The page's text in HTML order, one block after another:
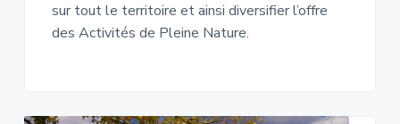
sur tout le territoire et ainsi diversifier l’offre
des Activités de Pleine Nature.